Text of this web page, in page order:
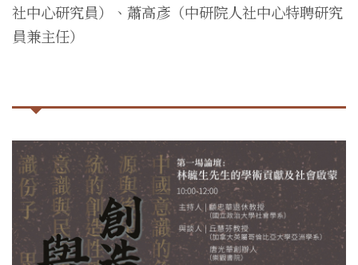
社中心研究員）、蕭高彥（中研院人社中心特聘研究
員兼主任）